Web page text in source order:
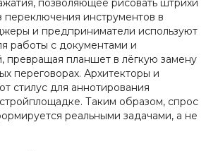
позволяющее рисовать штрихи
инструментов в
и предприниматели используют
работы с документами и
превращая планшет в лёгкую замену
переговорах. Архитекторы и
стилус для аннотирования
Таким образом, спрос
реальными задачами, а не